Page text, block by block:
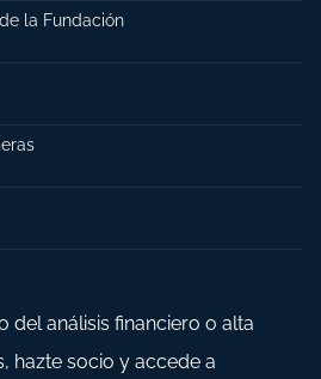
la Fundación
del análisis financiero o alta
hazte socio y accede a